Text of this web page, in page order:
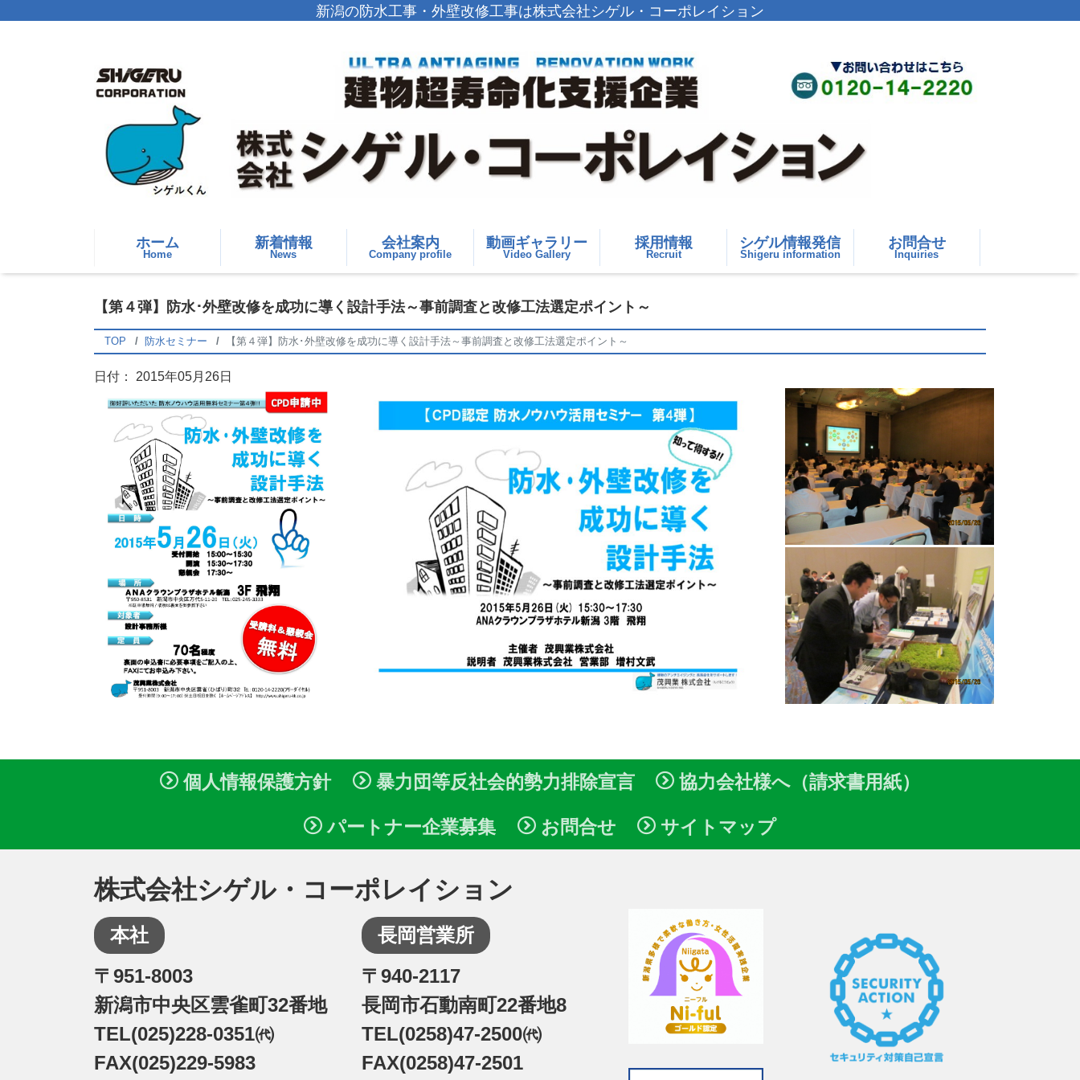
新潟の防水工事・外壁改修工事は株式会社シゲル・コーポレイション
ホーム
Home
新着情報
News
会社案内
Company profile
動画ギャラリー
Video Gallery
採用情報
Recruit
シゲル情報発信
Shigeru information
お問合せ
Inquiries
【第４弾】防水･外壁改修を成功に導く設計手法～事前調査と改修工法選定ポイント～
TOP 防水セミナー 【第４弾】防水･外壁改修を成功に導く設計手法～事前調査と改修工法選定ポイント～
日付： 2015年05月26日
個人情報保護方針 暴力団等反社会的勢力排除宣言 協力会社様へ（請求書用紙）
パートナー企業募集 お問合せ サイトマップ
株式会社シゲル・コーポレイション
本社
〒951-8003
新潟市中央区雲雀町32番地
TEL(025)228-0351㈹
FAX(025)229-5983
長岡営業所
〒940-2117
長岡市石動南町22番地8
TEL(0258)47-2500㈹
FAX(0258)47-2501